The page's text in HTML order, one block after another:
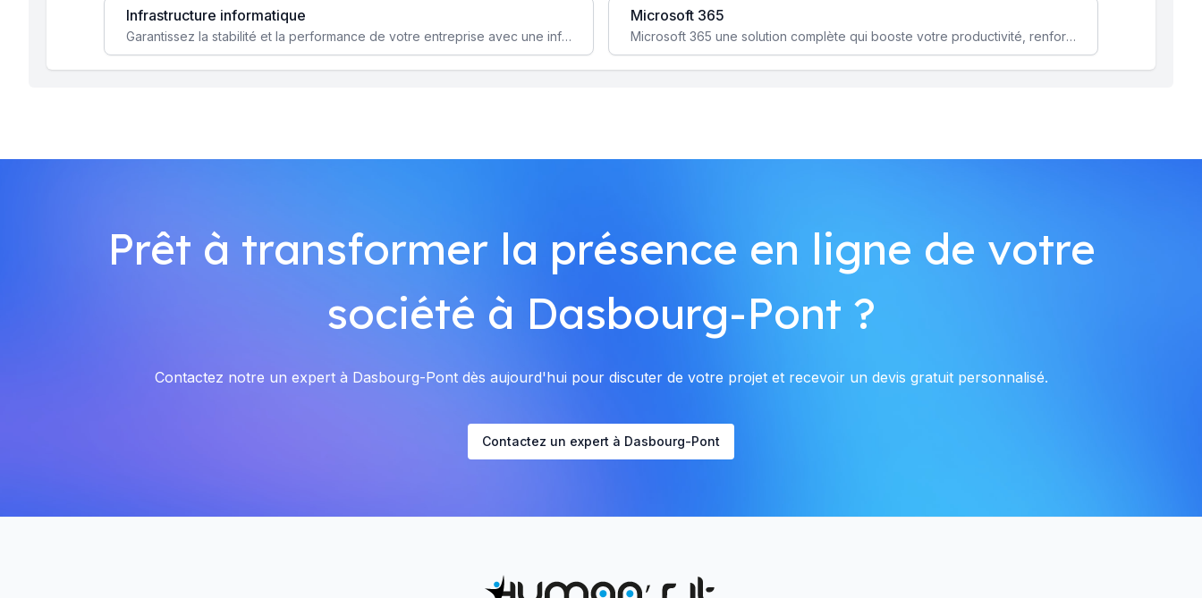
Infrastructure informatique
Garantissez la stabilité et la performance de votre entreprise avec une infrastructure IT sécurisée et évolutive.
Microsoft 365
Microsoft 365 une solution complète qui booste votre productivité, renforce la sécurité de vos données et facilite la collaboration.
Prêt à transformer la présence en ligne de votre
société à Dasbourg-Pont ?
Contactez notre un expert à Dasbourg-Pont dès aujourd'hui pour discuter de votre projet et recevoir un devis gratuit personnalisé.
Contactez un expert à Dasbourg-Pont